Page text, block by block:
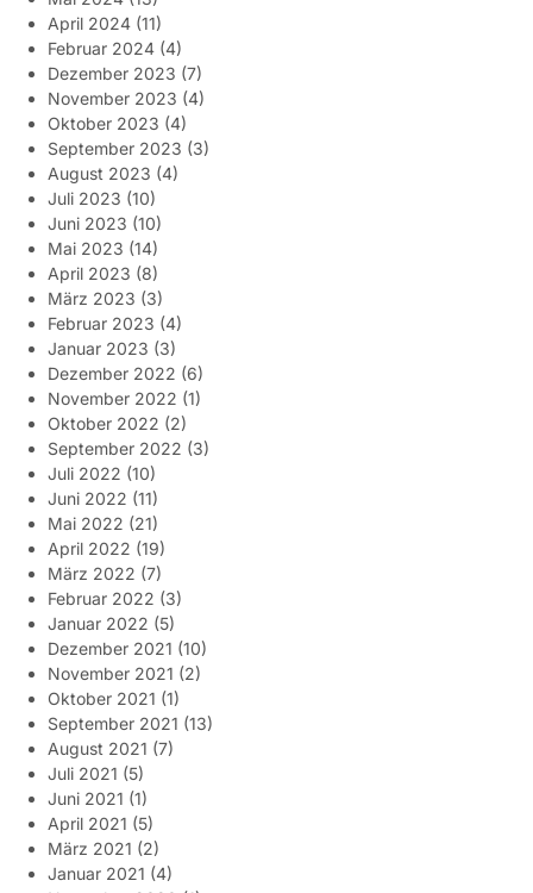
April 2024 (11)
Februar 2024 (4)
Dezember 2023 (7)
November 2023 (4)
Oktober 2023 (4)
September 2023 (3)
August 2023 (4)
Juli 2023 (10)
Juni 2023 (10)
Mai 2023 (14)
April 2023 (8)
März 2023 (3)
Februar 2023 (4)
Januar 2023 (3)
Dezember 2022 (6)
November 2022 (1)
Oktober 2022 (2)
September 2022 (3)
Juli 2022 (10)
Juni 2022 (11)
Mai 2022 (21)
April 2022 (19)
März 2022 (7)
Februar 2022 (3)
Januar 2022 (5)
Dezember 2021 (10)
November 2021 (2)
Oktober 2021 (1)
September 2021 (13)
August 2021 (7)
Juli 2021 (5)
Juni 2021 (1)
April 2021 (5)
März 2021 (2)
Januar 2021 (4)